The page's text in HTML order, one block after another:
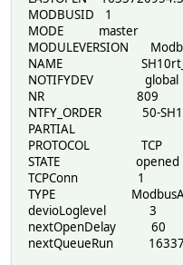
MODBUSID 1
MODE master
MODULEVERSION
NAME
NOTIFYDEV global
NR 809
NTFY_ORDER 50-
PARTIAL
PROTOCOL TCP
STATE opened
TCPConn 1
TYPE
devioLoglevel 3
nextOpenDelay 60
nextQueueRun